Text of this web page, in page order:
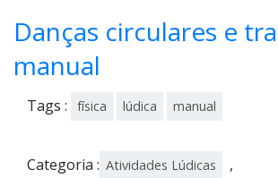
Danças circulares e
manual
Tags : física lúdica manual
Categoria : Atividades Lúdicas ,